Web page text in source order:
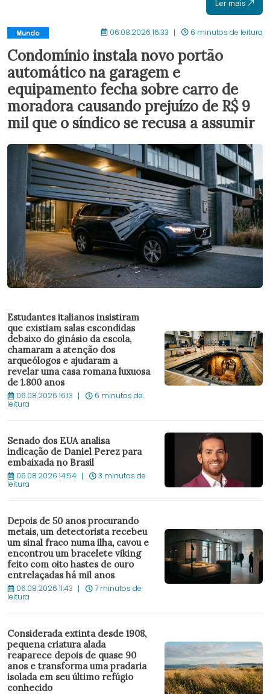
Ler mais
Mundo 06.08.2026 16:33 6 minutos de leitura
Condomínio instala novo portão
automático na garagem e
equipamento fecha sobre carro de
moradora causando prejuízo de R$ 9
mil que o síndico se recusa a assumir
Estudantes italianos insistiram
que existiam salas escondidas
debaixo do ginásio da escola,
chamaram a atenção dos
arqueólogos e ajudaram a
revelar uma casa romana luxuosa
de 1.800 anos
06.08.2026 16:13 6 minutos de
leitura
Senado dos EUA analisa
indicação de Daniel Perez para
embaixada no Brasil
06.08.2026 14:54 3 minutos de
leitura
Depois de 50 anos procurando
metais, um detectorista recebeu
um sinal fraco numa ilha, cavou e
encontrou um bracelete viking
feito com oito hastes de ouro
entrelaçadas há mil anos
06.08.2026 11:43 7 minutos de
leitura
Considerada extinta desde 1908,
pequena criatura alada
reaparece depois de quase 90
anos e transforma uma pradaria
isolada em seu último refúgio
conhecido